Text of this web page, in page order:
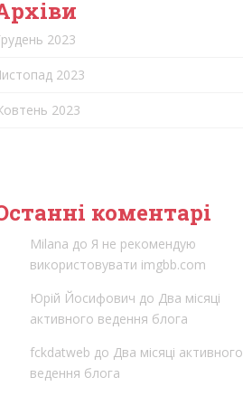
2023
2023
2023
коментарі
Milana до Я не рекомендую
використовувати imgbb.com
Юрій Йосифович до Два місяці
активного ведення блога
fckdatweb до Два місяці активного
ведення блога